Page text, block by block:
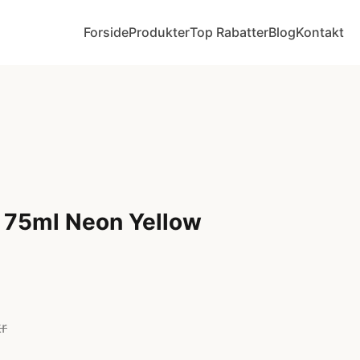
ForsideProdukterTop RabatterBlogKontakt
Neon Yellow